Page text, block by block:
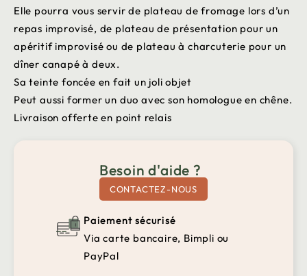
Elle pourra vous servir de plateau de fromage lors d’un
repas improvisé, de plateau de présentation pour un
apéritif improvisé ou de plateau à charcuterie pour un
dîner canapé à deux.
Sa teinte foncée en fait un joli objet
Peut aussi former un duo avec son homologue en chêne.
Livraison offerte en point relais
Besoin d'aide ?
CONTACTEZ-NOUS
Paiement sécurisé
Via carte bancaire, Bimpli ou
PayPal